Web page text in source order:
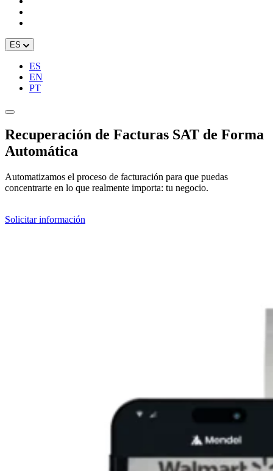
ES
ES
EN
PT
Recuperación de Facturas SAT de Forma
Automática
Automatizamos el proceso de facturación para que puedas
concentrarte en lo que realmente importa: tu negocio.
Solicitar información